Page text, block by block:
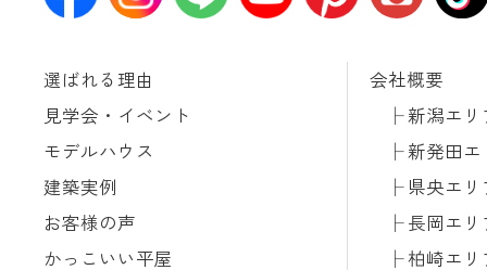
選ばれる理由
見学会・イベント
モデルハウス
建築実例
お客様の声
かっこいい平屋
会社概要
新潟エリ
新発田エ
県央エリ
長岡エリ
柏崎エリ